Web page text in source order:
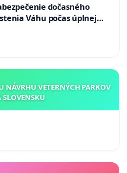
dočasného
Váhu počas úplnej
v Komárne
NÁVRHU VETERNÝCH PARKOV
SLOVENSKU